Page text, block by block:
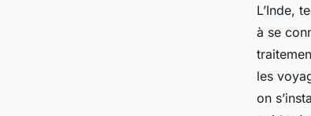
Où peut-on
bien-être dans
L’Inde,
à se
les
on